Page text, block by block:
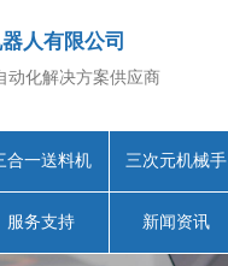
人有限公司
动化解决方案供应商
合一送料机 三次元机械手
服务支持 新闻资讯